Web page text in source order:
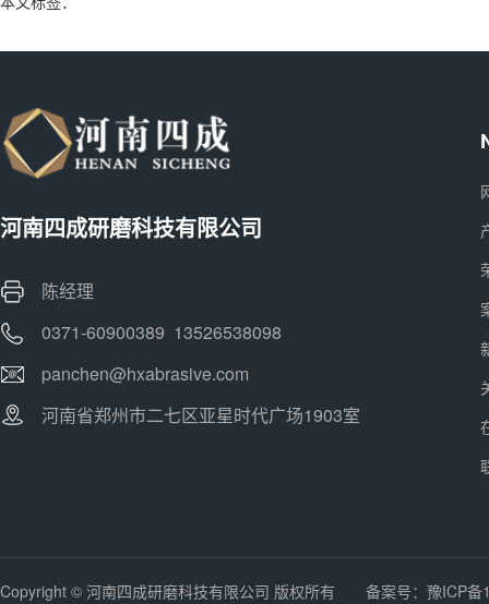
河南四成研磨科技有限公司
陈经理
0371-60900389 13526538098
panchen@hxabrasive.com
河南省郑州市二七区亚星时代广场1903室
Copyright © 河南四成研磨科技有限公司 版权所有 备案号： 豫ICP备